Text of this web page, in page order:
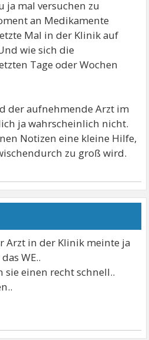
ja mal versuchen zu
an Medikamente
Mal in der Klinik auf
wie sich die
Tage oder Wochen
der aufnehmende Arzt im
ja wahrscheinlich nicht.
Notizen eine kleine Hilfe,
zu groß wird.
Arzt in der Klinik meinte ja
WE..
sie einen recht schnell..